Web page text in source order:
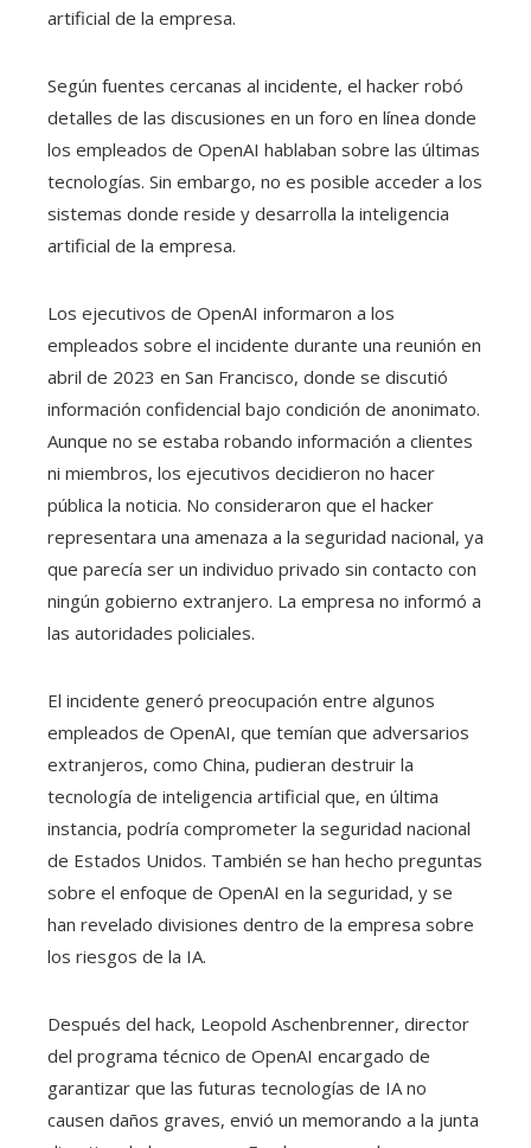
artificial de la empresa.
Según fuentes cercanas al incidente, el hacker robó
detalles de las discusiones en un foro en línea donde
los empleados de OpenAI hablaban sobre las últimas
tecnologías. Sin embargo, no es posible acceder a los
sistemas donde reside y desarrolla la inteligencia
artificial de la empresa.
Los ejecutivos de OpenAI informaron a los
empleados sobre el incidente durante una reunión en
abril de 2023 en San Francisco, donde se discutió
información confidencial bajo condición de anonimato.
Aunque no se estaba robando información a clientes
ni miembros, los ejecutivos decidieron no hacer
pública la noticia. No consideraron que el hacker
representara una amenaza a la seguridad nacional, ya
que parecía ser un individuo privado sin contacto con
ningún gobierno extranjero. La empresa no informó a
las autoridades policiales.
El incidente generó preocupación entre algunos
empleados de OpenAI, que temían que adversarios
extranjeros, como China, pudieran destruir la
tecnología de inteligencia artificial que, en última
instancia, podría comprometer la seguridad nacional
de Estados Unidos. También se han hecho preguntas
sobre el enfoque de OpenAI en la seguridad, y se
han revelado divisiones dentro de la empresa sobre
los riesgos de la IA.
Después del hack, Leopold Aschenbrenner, director
del programa técnico de OpenAI encargado de
garantizar que las futuras tecnologías de IA no
causen daños graves, envió un memorando a la junta